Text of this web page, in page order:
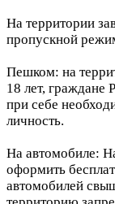
На территории
пропускной
Пешком: на
18 лет,
при себе
личность.
На автомобиле:
оформить
автомобилей